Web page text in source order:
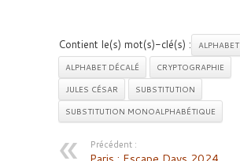
Contient le(s) mot(s)-clé(s) :
ALPHABET
ALPHABET DÉCALÉ
CRYPTOGRAPHIE
JULES CÉSAR
SUBSTITUTION
SUBSTITUTION MONOALPHABÉTIQUE
Précédent :